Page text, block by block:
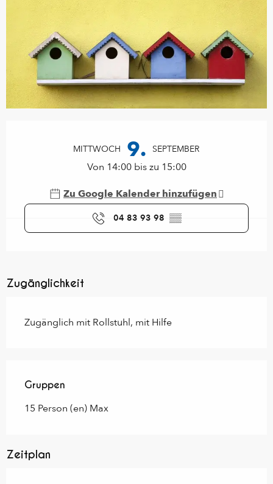
MITTWOCH 9. SEPTEMBER
Von 14:00 bis zu 15:00
Zu Google Kalender hinzufügen
04 83 93 98 ▒▒
Zugänglichkeit
Zugänglich mit Rollstuhl, mit Hilfe
Gruppen
Gruppen
15 Person (en) Max
Zeitplan